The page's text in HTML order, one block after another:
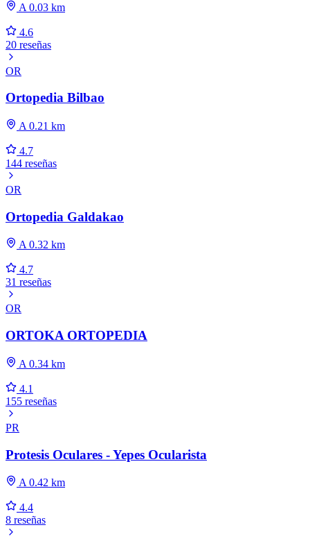
A 0.03 km
4.6
20 reseñas
OR
Ortopedia Bilbao
A 0.21 km
4.7
144 reseñas
OR
Ortopedia Galdakao
A 0.32 km
4.7
31 reseñas
OR
ORTOKA ORTOPEDIA
A 0.34 km
4.1
155 reseñas
PR
Protesis Oculares - Yepes Ocularista
A 0.42 km
4.4
8 reseñas